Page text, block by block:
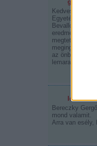
Kedves Hokikori!
Egyetértek
Bevallom,
eredménnyel
megtettek,
megingassuk
az
Ice cube
Bereczky
mond valamit.
Arra van esély,